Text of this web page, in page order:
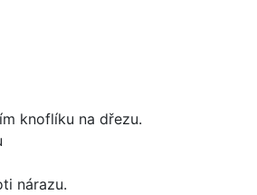
knoflíku na dřezu.
nárazu.